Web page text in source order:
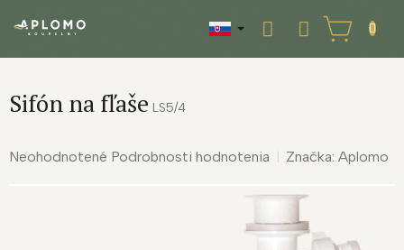
NÁKUPNÝ
KOŠÍK
Sifón na fľaše LS5/4
Priemerné
Neohodnotené Podrobnosti hodnotenia Značka: Aplomo